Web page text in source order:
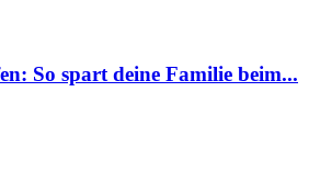
So spart deine Familie beim...